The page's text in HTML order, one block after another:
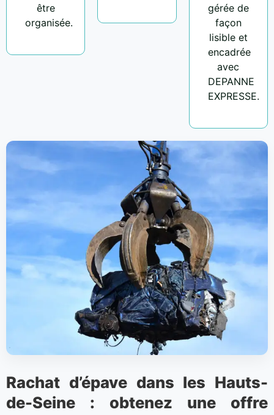
être
organisée.
gérée de
façon
lisible et
encadrée
avec
DEPANNE
EXPRESSE.
Rachat d’épave dans les Hauts-
de-Seine : obtenez une offre